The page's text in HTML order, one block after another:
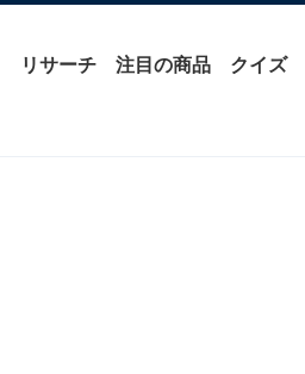
リサーチ 注目の商品 クイズ